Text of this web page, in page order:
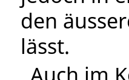
den
lässt.
Auch im